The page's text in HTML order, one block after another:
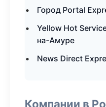
Город Portal
Yellow Hot
на-Амуре
News Direct
Компании в